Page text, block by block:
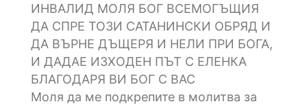
ИНВАЛИД МОЛЯ БОГ ВСЕМОГЪЩИЯ
ДА СПРЕ ТОЗИ САТАНИНСКИ ОБРЯД И
ДА ВЪРНЕ ДЪЩЕРЯ И НЕЛИ ПРИ БОГА,
И ДАДАЕ ИЗХОДЕН ПЪТ С ЕЛЕНКА
БЛАГОДАРЯ ВИ БОГ С ВАС
Моля да ме подкрепите в молитва за